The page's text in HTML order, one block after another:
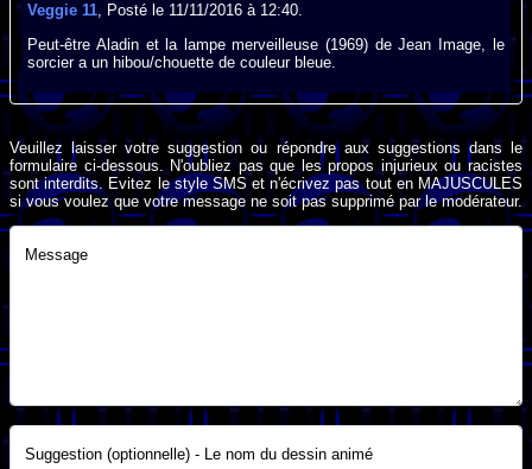
Veggie 11, Posté le 11/11/2016 à 12:40.
Peut-être Aladin et la lampe merveilleuse (1969) de Jean Image, le
sorcier a un hibou/chouette de couleur bleue.
Veuillez laisser votre suggestion ou répondre aux suggestions dans le
formulaire ci-dessous. N'oubliez pas que les propos injurieux ou racistes
sont interdits. Evitez le style SMS et n'écrivez pas tout en MAJUSCULES
si vous voulez que votre message ne soit pas supprimé par le modérateur.
Message
Suggestion (optionnelle) - Le nom du dessin animé